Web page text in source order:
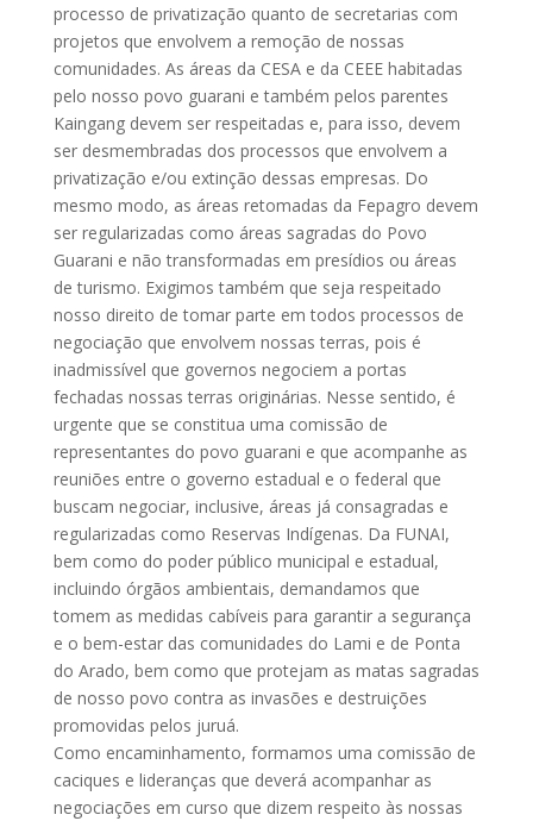
processo de privatização quanto de secretarias com
projetos que envolvem a remoção de nossas
comunidades. As áreas da CESA e da CEEE habitadas
pelo nosso povo guarani e também pelos parentes
Kaingang devem ser respeitadas e, para isso, devem
ser desmembradas dos processos que envolvem a
privatização e/ou extinção dessas empresas. Do
mesmo modo, as áreas retomadas da Fepagro devem
ser regularizadas como áreas sagradas do Povo
Guarani e não transformadas em presídios ou áreas
de turismo. Exigimos também que seja respeitado
nosso direito de tomar parte em todos processos de
negociação que envolvem nossas terras, pois é
inadmissível que governos negociem a portas
fechadas nossas terras originárias. Nesse sentido, é
urgente que se constitua uma comissão de
representantes do povo guarani e que acompanhe as
reuniões entre o governo estadual e o federal que
buscam negociar, inclusive, áreas já consagradas e
regularizadas como Reservas Indígenas. Da FUNAI,
bem como do poder público municipal e estadual,
incluindo órgãos ambientais, demandamos que
tomem as medidas cabíveis para garantir a segurança
e o bem-estar das comunidades do Lami e de Ponta
do Arado, bem como que protejam as matas sagradas
de nosso povo contra as invasões e destruições
promovidas pelos juruá.
Como encaminhamento, formamos uma comissão de
caciques e lideranças que deverá acompanhar as
negociações em curso que dizem respeito às nossas